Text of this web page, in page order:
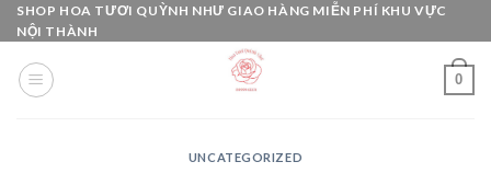
Skip
to
content
SHOP HOA TƯƠI QUỲNH NHƯ GIAO HÀNG MIỄN PHÍ KHU VỰC
NỘI THÀNH
0
UNCATEGORIZED